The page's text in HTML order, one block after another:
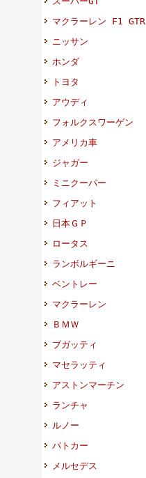
マクラーレン F1 GTR
ニッサン
ホンダ
トヨタ
アウディ
フォルクスワーゲン
アメリカ車
ジャガー
ミニクーパー
フィアット
日本ＧＰ
ロータス
ランボルギーニ
ベントレー
マクラーレン
ＢＭＷ
ブガッティ
マセラッティ
アストンマーチン
ランチャ
ルノー
パトカー
メルセデス